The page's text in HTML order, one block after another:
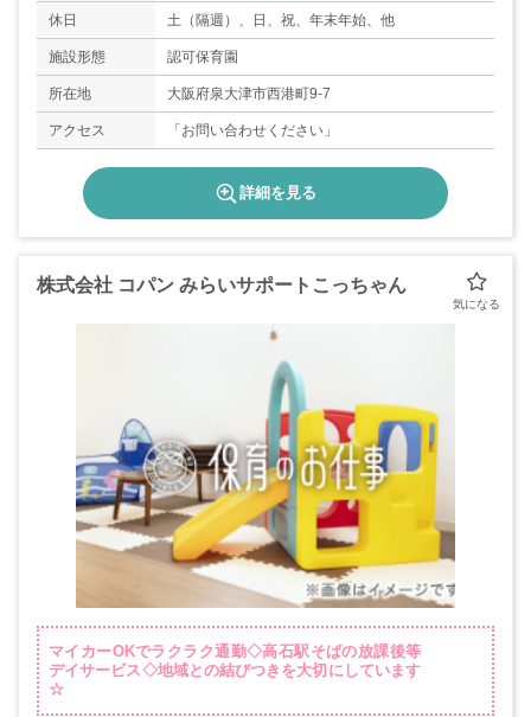
休日 土（隔週）、日、祝、年末年始、他
施設形態 認可保育園
所在地 大阪府泉大津市西港町9-7
アクセス 「お問い合わせください」
詳細を見る
株式会社 コパン みらいサポートこっちゃん
マイカーOKでラクラク通勤◇高石駅そばの放課後等
デイサービス◇地域との結びつきを大切にしています
☆